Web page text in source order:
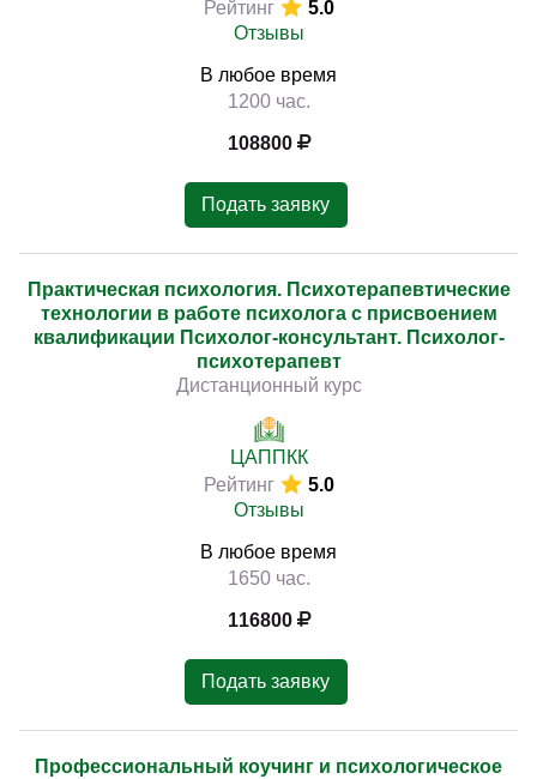
Рейтинг
5.0
Отзывы
В любое время
1200 час.
108800
Подать заявку
Практическая психология. Психотерапевтические
технологии в работе психолога с присвоением
квалификации Психолог-консультант. Психолог-
психотерапевт
Дистанционный курс
ЦАППКК
Рейтинг
5.0
Отзывы
В любое время
1650 час.
116800
Подать заявку
Профессиональный коучинг и психологическое